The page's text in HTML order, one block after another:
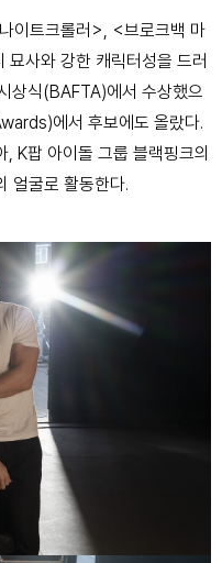
이트크롤러>, <브로크백 마
사와 강한 캐릭터성을 드러
상식(BAFTA)에서 수상했으
에서 후보에도 올랐다.
K팝 아이돌 그룹 블랙핑크의
얼굴로 활동한다.